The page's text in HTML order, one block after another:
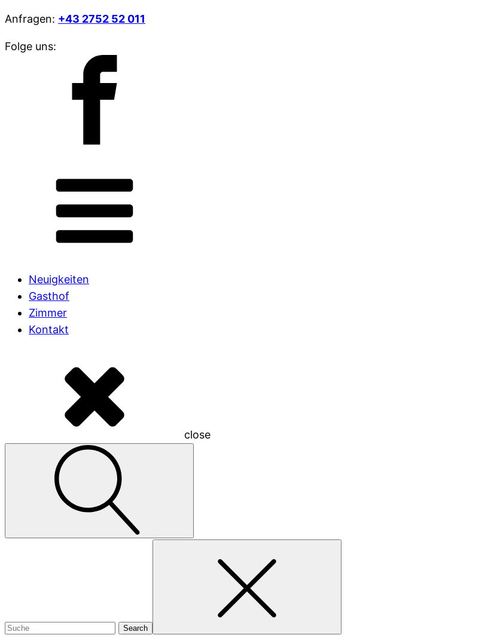
Anfragen: +43 2752 52 011
Folge uns:
Neuigkeiten
Gasthof
Zimmer
Kontakt
close